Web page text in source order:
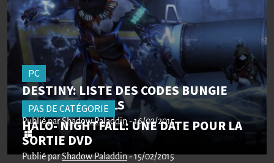
PC
DESTINY: LISTE DES CODES BUNGIE
PROMOTIONNELS
Publié parShadow Paladdin- 16/02/2015
PAS DE CATÉGORIE
HALO- NIGHTFALL: UNE DATE POUR LA
SORTIE DVD
Publié parShadow Paladdin- 15/02/2015